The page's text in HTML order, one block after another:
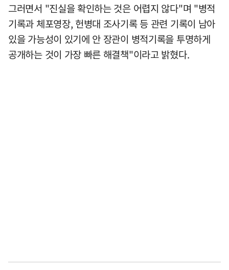
그러면서 "진실을 확인하는 것은 어렵지 않다"며 "병적
기록과 체포영장, 헌병대 조사기록 등 관련 기록이 남아
있을 가능성이 있기에 안 장관이 병적기록을 투명하게
공개하는 것이 가장 빠른 해결책"이라고 밝혔다.